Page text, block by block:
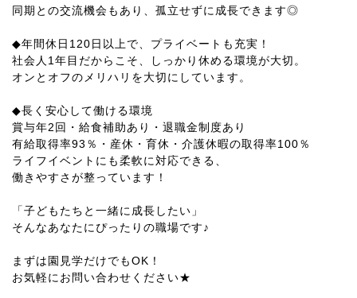
同期との交流機会もあり、孤立せずに成長できます◎
◆年間休日120日以上で、プライベートも充実！
社会人1年目だからこそ、しっかり休める環境が大切。
オンとオフのメリハリを大切にしています。
◆長く安心して働ける環境
賞与年2回・給食補助あり・退職金制度あり
有給取得率93％・産休・育休・介護休暇の取得率100％
ライフイベントにも柔軟に対応できる、
働きやすさが整っています！
「子どもたちと一緒に成長したい」
そんなあなたにぴったりの職場です♪
まずは園見学だけでもOK！
お気軽にお問い合わせください★